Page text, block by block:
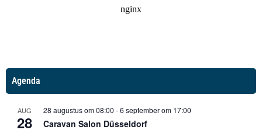
Agenda
AUG
28
28 augustus om 08:00 -6 september om 17:00
Caravan Salon Düsseldorf